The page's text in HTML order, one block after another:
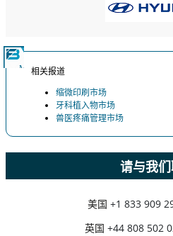
相关报道
缩微印刷市场
牙科植入物市场
兽医疼痛管理市场
请与我
美国 +1 833 909
英国 +44 808 502